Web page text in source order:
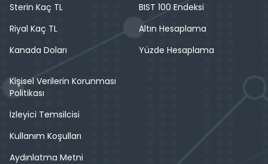
Sterin Kaç TL
Riyal Kaç TL
Kanada Doları
BIST 100 Endeksi
Altın Hesaplama
Yüzde Hesaplama
Kişisel Verilerin Korunması
Politikası
İzleyici Temsilcisi
Kullanım Koşulları
Aydınlatma Metni